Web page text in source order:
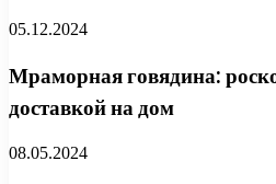
05.12.2024
Мраморная говядина:
доставкой на дом
08.05.2024